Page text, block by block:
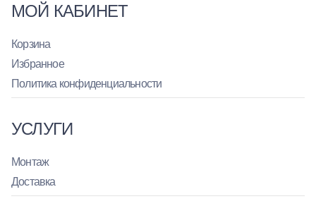
МОЙ КАБИНЕТ
Корзина
Избранное
Политика конфиденциальности
УСЛУГИ
Монтаж
Доставка